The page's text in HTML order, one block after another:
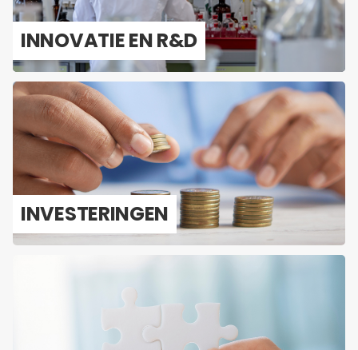
IN­NO­VA­TIE EN R&D
IN­VES­TE­RIN­GEN